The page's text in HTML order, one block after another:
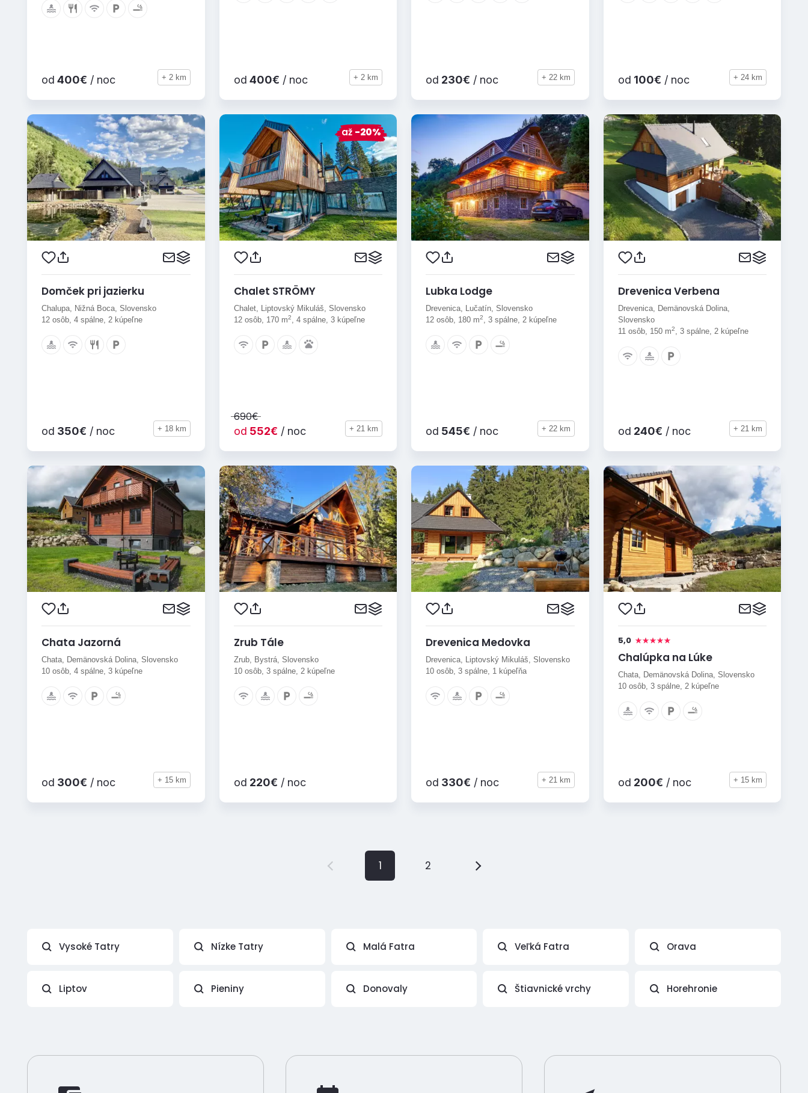
od 400€ / noc + 2 km od 400€ / noc + 2 km od 230€ / noc + 22 km od 100€ / noc + 24 km
Domček pri jazierku
Chalupa, Nižná Boca, Slovensko
12 osôb, 4 spálne, 2 kúpeľne
od 350€ / noc + 18 km
Chalet STRÖMY
Chalet, Liptovský Mikuláš, Slovensko
12 osôb, 170 m2, 4 spálne, 3 kúpeľne
690€
od 552€ / noc
až -20%
+ 21 km
Lubka Lodge
Drevenica, Lučatín, Slovensko
12 osôb, 180 m2, 3 spálne, 2 kúpeľne
od 545€ / noc + 22 km
Drevenica Verbena
Drevenica, Demänovská Dolina,
Slovensko
11 osôb, 150 m2, 3 spálne, 2 kúpeľne
od 240€ / noc + 21 km
Chata Jazorná
Chata, Demänovská Dolina, Slovensko
10 osôb, 4 spálne, 3 kúpeľne
od 300€ / noc + 15 km
Zrub Tále
Zrub, Bystrá, Slovensko
10 osôb, 3 spálne, 2 kúpeľne
od 220€ / noc
Drevenica Medovka
Drevenica, Liptovský Mikuláš, Slovensko
10 osôb, 3 spálne, 1 kúpeľňa
od 330€ / noc + 21 km
5,0
Chalúpka na Lúke
Chata, Demänovská Dolina, Slovensko
10 osôb, 3 spálne, 2 kúpeľne
od 200€ / noc + 15 km
1 2
Vysoké Tatry Nízke Tatry Malá Fatra Veľká Fatra Orava
Liptov Pieniny Donovaly Štiavnické vrchy Horehronie